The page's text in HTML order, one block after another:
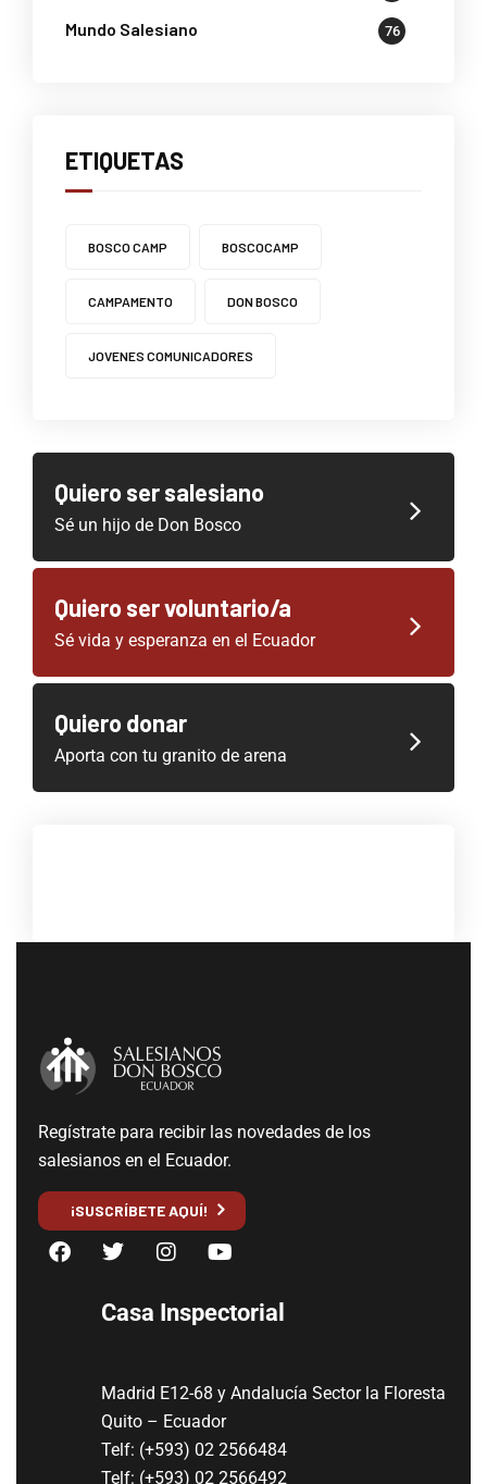
Mundo Salesiano 76
ETIQUETAS
BOSCO CAMP BOSCOCAMP
CAMPAMENTO DON BOSCO
JOVENES COMUNICADORES
Quiero ser salesiano
Sé un hijo de Don Bosco
Quiero ser voluntario/a
Sé vida y esperanza en el Ecuador
Quiero donar
Aporta con tu granito de arena
Regístrate para recibir las novedades de los
salesianos en el Ecuador.
¡SUSCRÍBETE AQUÍ!
Casa Inspectorial
Madrid E12-68 y Andalucía Sector la Floresta
Quito – Ecuador
Telf: (+593) 02 2566484
Telf: (+593) 02 2566492